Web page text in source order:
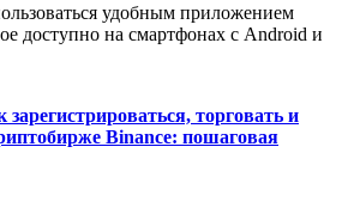
удобным приложением
доступно на смартфонах с Android и
зарегистрироваться, торговать и
Binance: пошаговая